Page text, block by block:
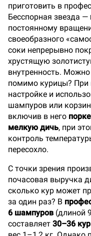
приготовить в
Бесспорная звезда —
постоянному
своеобразного
соки непрерывно
хрустящую
внутренность.
помимо курицы? При
настройке и
шампуров или
включив в него
мелкую дичь, при
контроль
пересохло.
С точки зрения
почасовая выручка
сколько кур может
за один раз? В
6 шампуров (длиной
составляет 30–36